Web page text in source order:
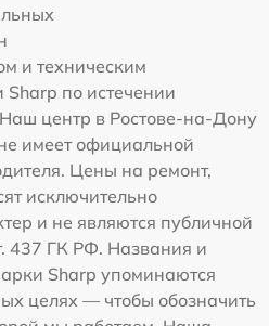
и техническим
по истечении
центр в Ростове-на-Дону
имеет официальной
Цены на ремонт,
исключительно
и не являются публичной
437 ГК РФ. Названия и
Sharp упоминаются
целях — чтобы обозначить